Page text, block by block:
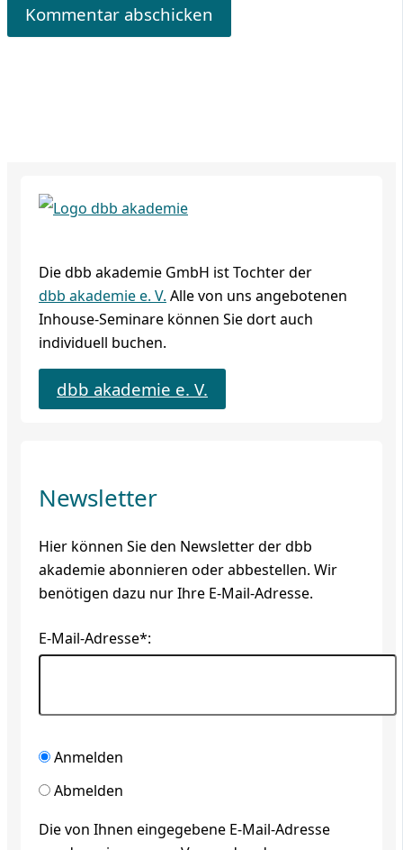
Die dbb akademie GmbH ist Tochter der
dbb akademie e. V. Alle von uns angebotenen
Inhouse-Seminare können Sie dort auch
individuell buchen.
dbb akademie e. V.
Newsletter
Hier können Sie den Newsletter der dbb
akademie abonnieren oder abbestellen. Wir
benötigen dazu nur Ihre E-Mail-Adresse.
E-Mail-Adresse*:
Anmelden
Abmelden
Die von Ihnen eingegebene E-Mail-Adresse